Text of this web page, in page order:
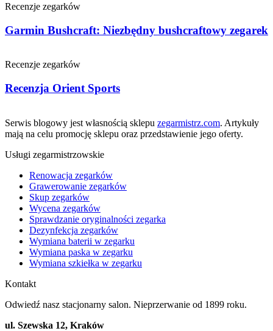
Recenzje zegarków
Garmin Bushcraft: Niezbędny bushcraftowy zegarek
Recenzje zegarków
Recenzja Orient Sports
Serwis blogowy jest własnością sklepu zegarmistrz.com. Artykuły
mają na celu promocję sklepu oraz przedstawienie jego oferty.
Usługi zegarmistrzowskie
Renowacja zegarków
Grawerowanie zegarków
Skup zegarków
Wycena zegarków
Sprawdzanie oryginalności zegarka
Dezynfekcja zegarków
Wymiana baterii w zegarku
Wymiana paska w zegarku
Wymiana szkiełka w zegarku
Kontakt
Odwiedź nasz stacjonarny salon. Nieprzerwanie od 1899 roku.
ul. Szewska 12, Kraków